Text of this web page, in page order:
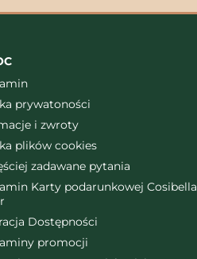
prywatoności
i zwroty
plików cookies
zadawane pytania
Karty podarunkowej Cosibella
Dostępności
promocji